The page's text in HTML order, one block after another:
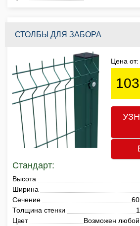
СТОЛБЫ ДЛЯ ЗАБОРА
Цена от:
Стандарт:
Высота
Ширина
Сечение
Толщина стенки
Цвет
Возможен любой